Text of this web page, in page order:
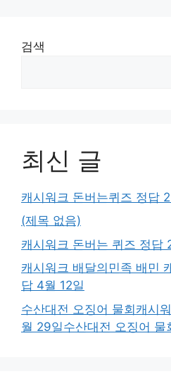
검색
최신 글
캐시워크 돈버는퀴즈 정답
(제목 없음)
캐시워크 돈버는 퀴즈 정답
캐시워크 배달의민족 배민
답 4월 12일
수산대전 오징어 물회캐시
월 29일수산대전 오징어 물